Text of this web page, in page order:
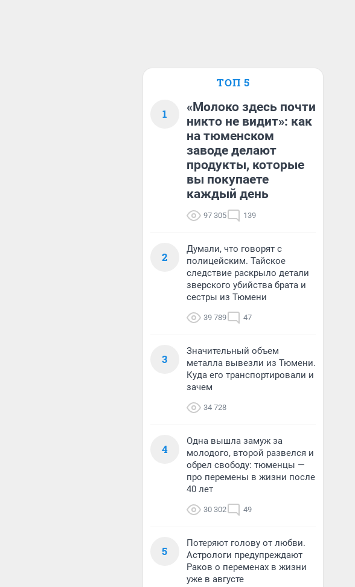
ТОП 5
1
«Молоко здесь почти
никто не видит»: как
на тюменском
заводе делают
продукты, которые
вы покупаете
каждый день
97 305 139
2
Думали, что говорят с
полицейским. Тайское
следствие раскрыло детали
зверского убийства брата и
сестры из Тюмени
39 789 47
3
Значительный объем
металла вывезли из Тюмени.
Куда его транспортировали и
зачем
34 728
4
Одна вышла замуж за
молодого, второй развелся и
обрел свободу: тюменцы —
про перемены в жизни после
40 лет
30 302 49
5
Потеряют голову от любви.
Астрологи предупреждают
Раков о переменах в жизни
уже в августе